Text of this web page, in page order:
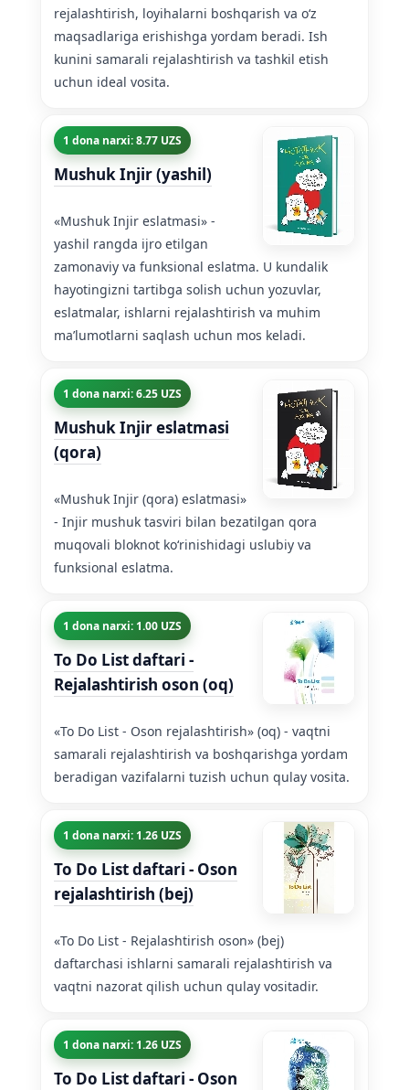
rejalashtirish, loyihalarni boshqarish va oʻz
maqsadlariga erishishga yordam beradi. Ish
kunini samarali rejalashtirish va tashkil etish
uchun ideal vosita.
1 dona narxi: 8.77 UZS
Mushuk Injir (yashil)
«Mushuk Injir eslatmasi» -
yashil rangda ijro etilgan
zamonaviy va funksional eslatma. U kundalik
hayotingizni tartibga solish uchun yozuvlar,
eslatmalar, ishlarni rejalashtirish va muhim
maʼlumotlarni saqlash uchun mos keladi.
1 dona narxi: 6.25 UZS
Mushuk Injir eslatmasi
(qora)
«Mushuk Injir (qora) eslatmasi»
- Injir mushuk tasviri bilan bezatilgan qora
muqovali bloknot koʻrinishidagi uslubiy va
funksional eslatma.
1 dona narxi: 1.00 UZS
To Do List daftari -
Rejalashtirish oson (oq)
«To Do List - Oson rejalashtirish» (oq) - vaqtni
samarali rejalashtirish va boshqarishga yordam
beradigan vazifalarni tuzish uchun qulay vosita.
1 dona narxi: 1.26 UZS
To Do List daftari - Oson
rejalashtirish (bej)
«To Do List - Rejalashtirish oson» (bej)
daftarchasi ishlarni samarali rejalashtirish va
vaqtni nazorat qilish uchun qulay vositadir.
1 dona narxi: 1.26 UZS
To Do List daftari - Oson